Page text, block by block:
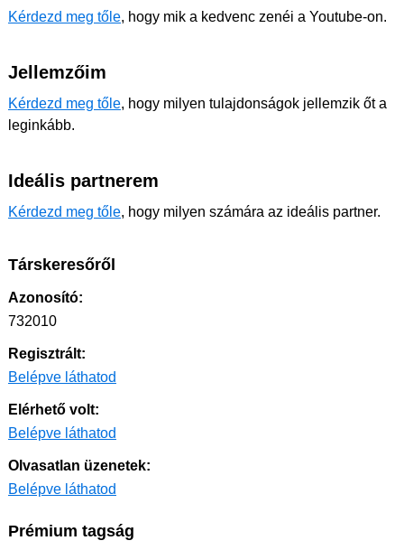
Kérdezd meg tőle, hogy mik a kedvenc zenéi a Youtube-on.
Jellemzőim
Kérdezd meg tőle, hogy milyen tulajdonságok jellemzik őt a
leginkább.
Ideális partnerem
Kérdezd meg tőle, hogy milyen számára az ideális partner.
Társkeresőről
Azonosító:
732010
Regisztrált:
Belépve láthatod
Elérhető volt:
Belépve láthatod
Olvasatlan üzenetek:
Belépve láthatod
Prémium tagság